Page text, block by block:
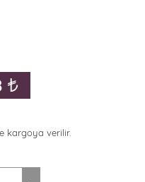
kargoya verilir.